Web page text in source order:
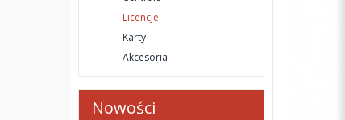
Licencje
Karty
Akcesoria
Nowości